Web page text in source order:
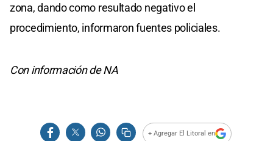
zona, dando como resultado negativo el
procedimiento, informaron fuentes policiales.
Con información de NA
+ Agregar El Litoral en